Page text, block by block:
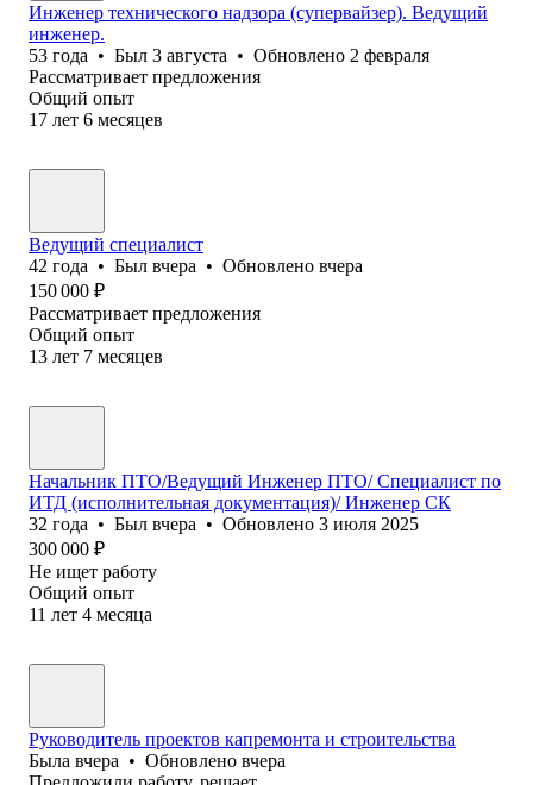
Инженер технического надзора (супервайзер). Ведущий
инженер.
53 года • Был 3 августа • Обновлено 2 февраля
Рассматривает предложения
Общий опыт
17 лет 6 месяцев
Ведущий специалист
42 года • Был вчера • Обновлено вчера
150 000 ₽
Рассматривает предложения
Общий опыт
13 лет 7 месяцев
Начальник ПТО/Ведущий Инженер ПТО/ Специалист по
ИТД (исполнительная документация)/ Инженер СК
32 года • Был вчера • Обновлено 3 июля 2025
300 000 ₽
Не ищет работу
Общий опыт
11 лет 4 месяца
Руководитель проектов капремонта и строительства
Была вчера • Обновлено вчера